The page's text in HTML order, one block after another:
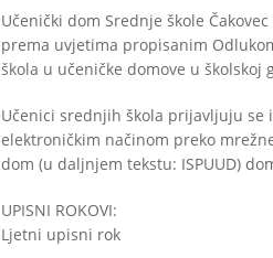
Učenički dom Srednje škole
prema uvjetima propisanim
škola u učeničke domove u školskoj
Učenici srednjih škola prijavljuju se
elektroničkim načinom preko
dom (u daljnjem tekstu: ISPUUD)
UPISNI ROKOVI:
Ljetni upisni rok